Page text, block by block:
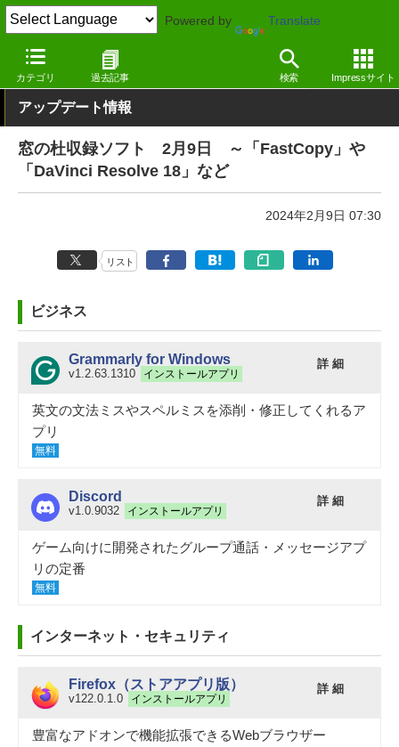
Powered by Translate
カテゴリ 過去記事 検索 Impressサイト
窓の杜 その他の話題 アップデート
アップデート情報
窓の杜収録ソフト 2月9日 ～「FastCopy」や
「DaVinci Resolve 18」など
2024年2月9日 07:30
リスト
ビジネス
Grammarly for Windows
v1.2.63.1310 インストールアプリ
詳 細
英文の文法ミスやスペルミスを添削・修正してくれるア
プリ
無料
Discord
v1.0.9032 インストールアプリ
詳 細
ゲーム向けに開発されたグループ通話・メッセージアプ
リの定番
無料
インターネット・セキュリティ
Firefox（ストアアプリ版）
v122.0.1.0 インストールアプリ
詳 細
豊富なアドオンで機能拡張できるWebブラウザー